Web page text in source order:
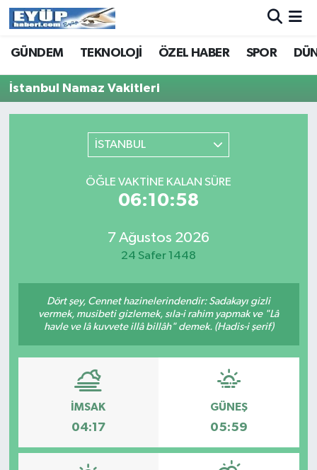
GÜNDEM TEKNOLOJİ ÖZEL HABER SPOR
İstanbul Namaz Vakitleri
İSTANBUL
ÖĞLE VAKTINE KALAN SÜRE
06:10:58
7 Ağustos 2026
24 Safer 1448
Dört şey, Cennet hazinelerindendir: Sadakayı gizli
vermek, musibeti gizlemek, sıla-i rahim yapmak ve "Lâ
havle ve lâ kuvvete illâ billâh" demek. (Hadis-i şerif)
İMSAK
04:17
GÜNEŞ
05:59